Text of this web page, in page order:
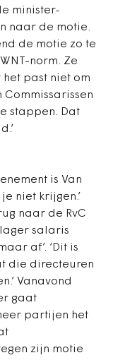
minister-
naar de motie.
de motie zo te
norm. Ze
past niet om
stappen. Dat
is Van
niet krijgen.’
naar de RvC
salaris
af’. ‘Dit is
die directeuren
Vanavond
gaat
partijen het
zijn motie